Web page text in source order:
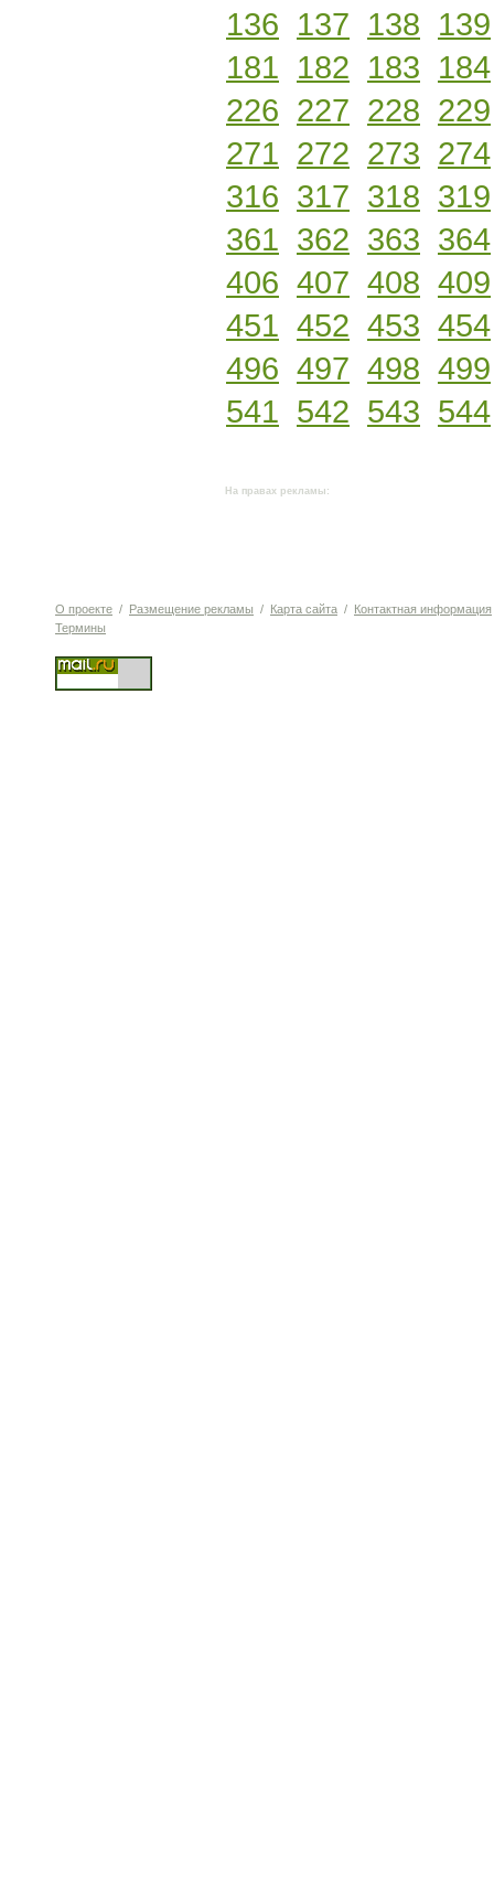
136 137 138 139
181 182 183 184
226 227 228 229
271 272 273 274
316 317 318 319
361 362 363 364
406 407 408 409
451 452 453 454
496 497 498 499
541 542 543 544
На правах рекламы:
О проекте / Размещение рекламы / Карта сайта / Контактная информация
Термины